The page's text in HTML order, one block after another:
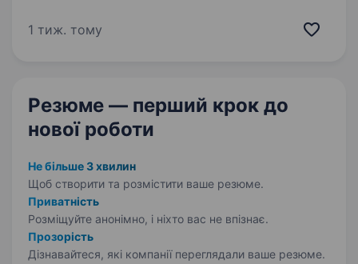
ЗБРОЙНИХ СИЛ УКРАЇНИ ЗА КОНТРАКТОМ.
1 тиж. тому
Резюме — перший крок до
нової роботи
Не більше 3 хвилин
Щоб створити та розмістити ваше резюме.
Приватність
Розміщуйте анонімно, і ніхто вас не впізнає.
Прозорість
Дізнавайтеся, які компанії переглядали ваше резюме.